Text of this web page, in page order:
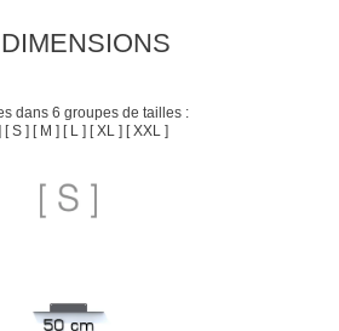
dans 6 groupes de tailles :
[ S ] [ M ] [ L ] [ XL ] [ XXL ]